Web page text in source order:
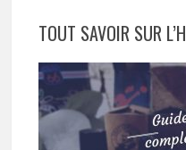
TOUT SAVOIR SUR